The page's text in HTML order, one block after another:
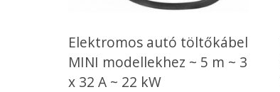
Elektromos autó töltőkábel
MINI modellekhez ~ 5 m ~ 3
x 32 A ~ 22 kW